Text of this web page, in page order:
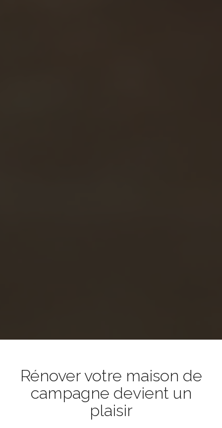
Rénover votre maison de
campagne devient un
plaisir